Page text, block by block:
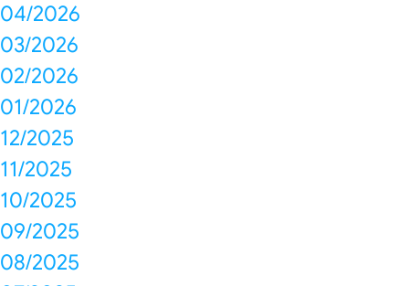
04/2026
03/2026
02/2026
01/2026
12/2025
11/2025
10/2025
09/2025
08/2025